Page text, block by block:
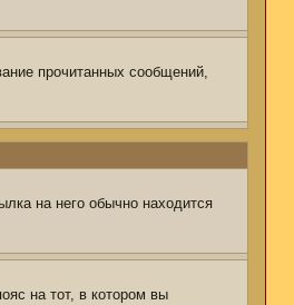
прочитанных сообщений,
на него обычно находится
на тот, в котором вы